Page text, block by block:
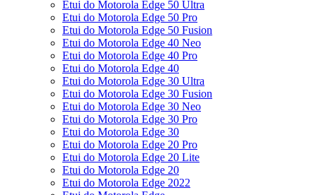
Etui do Motorola Edge 50 Ultra
Etui do Motorola Edge 50 Pro
Etui do Motorola Edge 50 Fusion
Etui do Motorola Edge 40 Neo
Etui do Motorola Edge 40 Pro
Etui do Motorola Edge 40
Etui do Motorola Edge 30 Ultra
Etui do Motorola Edge 30 Fusion
Etui do Motorola Edge 30 Neo
Etui do Motorola Edge 30 Pro
Etui do Motorola Edge 30
Etui do Motorola Edge 20 Pro
Etui do Motorola Edge 20 Lite
Etui do Motorola Edge 20
Etui do Motorola Edge 2022